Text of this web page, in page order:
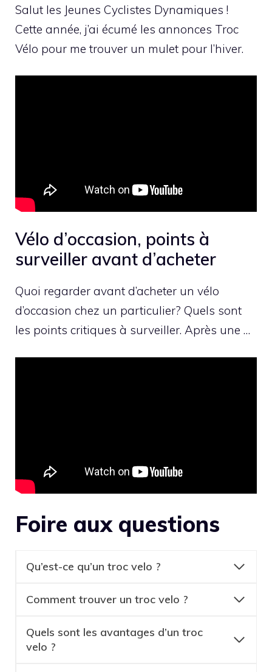
Salut les Jeunes Cyclistes Dynamiques !
Cette année, j’ai écumé les annonces Troc
Vélo pour me trouver un mulet pour l’hiver.
Vélo d’occasion, points à
surveiller avant d’acheter
Quoi regarder avant d’acheter un vélo
d’occasion chez un particulier? Quels sont
les points critiques à surveiller. Après une …
Foire aux questions
Qu’est-ce qu’un troc velo ?
Comment trouver un troc velo ?
Quels sont les avantages d’un troc
velo ?